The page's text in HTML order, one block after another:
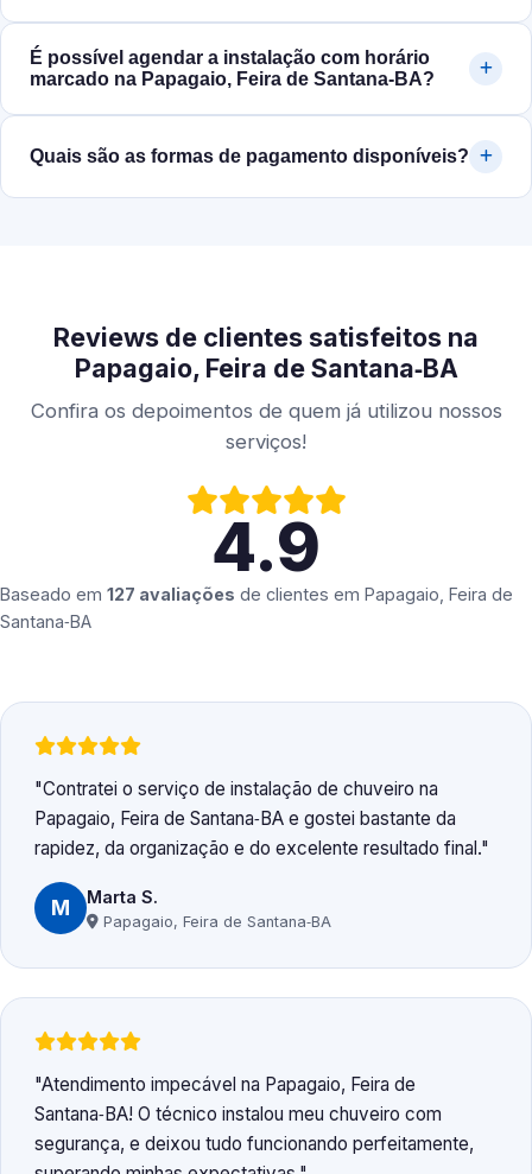
É possível agendar a instalação com horário
marcado na Papagaio, Feira de Santana‑BA?
Quais são as formas de pagamento disponíveis?
Reviews de clientes satisfeitos na
Papagaio, Feira de Santana‑BA
Confira os depoimentos de quem já utilizou nossos
serviços!
4.9
Baseado em 127 avaliações de clientes em Papagaio, Feira de
Santana‑BA
Contratei o serviço de instalação de chuveiro na
Papagaio, Feira de Santana‑BA e gostei bastante da
rapidez, da organização e do excelente resultado final.
M Marta S.
Papagaio, Feira de Santana‑BA
Atendimento impecável na Papagaio, Feira de
Santana‑BA! O técnico instalou meu chuveiro com
segurança, e deixou tudo funcionando perfeitamente,